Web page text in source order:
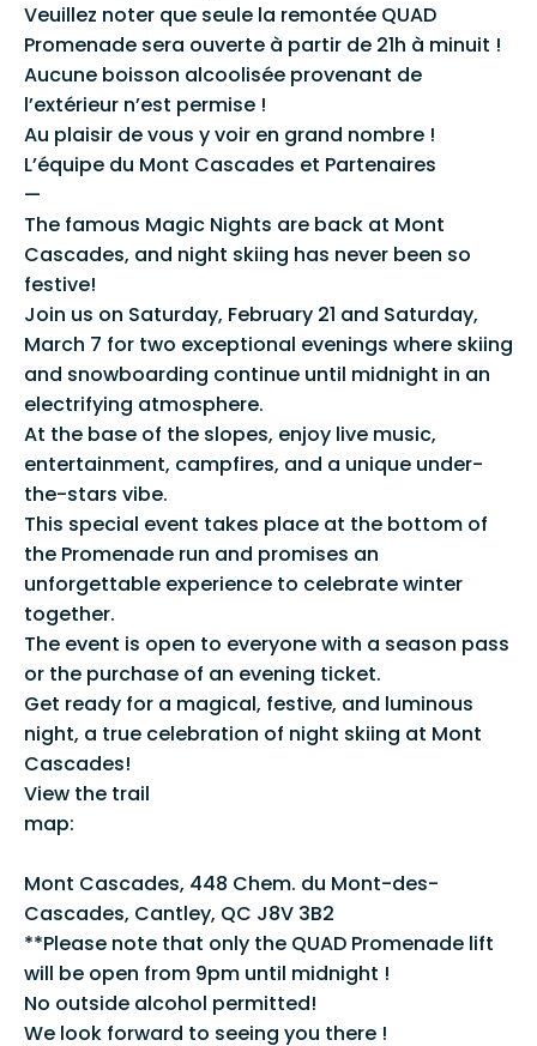
Veuillez noter que seule la remontée QUAD
Promenade sera ouverte à partir de 21h à minuit !
Aucune boisson alcoolisée provenant de
l’extérieur n’est permise !
Au plaisir de vous y voir en grand nombre !
L’équipe du Mont Cascades et Partenaires
—
The famous Magic Nights are back at Mont
Cascades, and night skiing has never been so
festive!
Join us on Saturday, February 21 and Saturday,
March 7 for two exceptional evenings where skiing
and snowboarding continue until midnight in an
electrifying atmosphere.
At the base of the slopes, enjoy live music,
entertainment, campfires, and a unique under-
the-stars vibe.
This special event takes place at the bottom of
the Promenade run and promises an
unforgettable experience to celebrate winter
together.
The event is open to everyone with a season pass
or the purchase of an evening ticket.
Get ready for a magical, festive, and luminous
night, a true celebration of night skiing at Mont
Cascades!
View the trail
map:
Mont Cascades, 448 Chem. du Mont-des-
Cascades, Cantley, QC J8V 3B2
**Please note that only the QUAD Promenade lift
will be open from 9pm until midnight !
No outside alcohol permitted!
We look forward to seeing you there !